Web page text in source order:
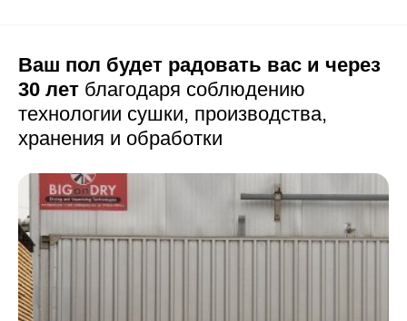
Ваш пол будет радовать вас и через
30 лет благодаря соблюдению
технологии сушки, производства,
хранения и обработки